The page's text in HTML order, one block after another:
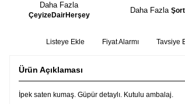
Daha Fazla
ÇeyizeDairHerşey
Daha Fazla
Listeye Ekle Fiyat Alarmı Tavsiye
Ürün Açıklaması
İpek saten kumaş. Güpür detaylı. Kutulu ambalaj.